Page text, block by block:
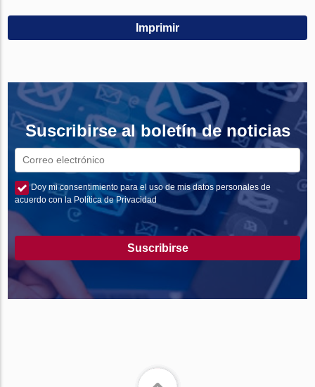
Imprimir
Suscribirse al boletín de noticias
Doy mi consentimiento para el uso de mis datos personales de
acuerdo con la Política de Privacidad
Suscribirse